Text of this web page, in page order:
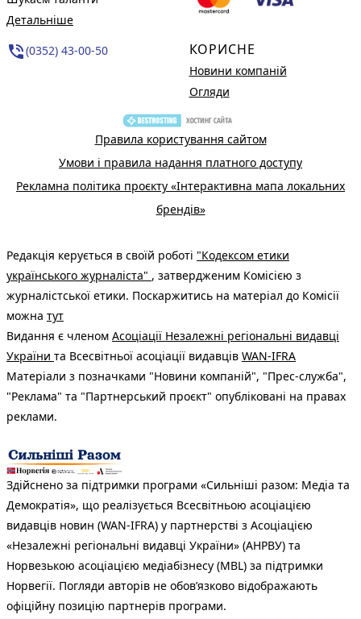
Детальніше
phone_in_talk(0352) 43-00-50 КОРИСНЕ
Новини компаній
Огляди
Правила користування сайтом
Умови і правила надання платного доступу
Рекламна політика проєкту «Інтерактивна мапа локальних
брендів»
Редакція керується в своїй роботі "Кодексом етики
українського журналіста" , затвердженим Комісією з
журналістської етики. Поскаржитись на матеріал до Комісії
можна тут
Видання є членом Асоціації Незалежні регіональні видавці
України та Всесвітньої асоціації видавців WAN-IFRA
Матеріали з позначками "Новини компаній", "Прес-служба",
"Реклама" та "Партнерський проєкт" опубліковані на правах
реклами.
Здійснено за підтримки програми «Сильніші разом: Медіа та
Демократія», що реалізується Всесвітньою асоціацією
видавців новин (WAN-IFRA) у партнерстві з Асоціацією
«Незалежні регіональні видавці України» (АНРВУ) та
Норвезькою асоціацією медіабізнесу (MBL) за підтримки
Норвегії. Погляди авторів не обов’язково відображають
офіційну позицію партнерів програми.